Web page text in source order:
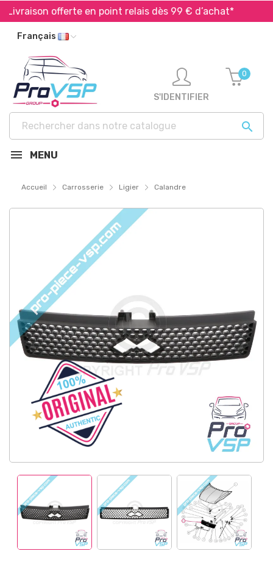
offerte en point relais dès 99 € d’achat*
Français

S'IDENTIFIER
0
MENU
Accueil Carrosserie Ligier Calandre